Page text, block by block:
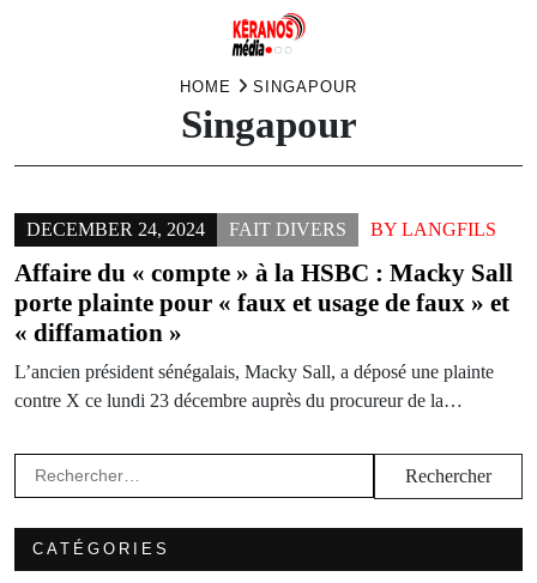
HOME SINGAPOUR
Singapour
DECEMBER 24, 2024 FAIT DIVERS BY LANGFILS
Affaire du « compte » à la HSBC : Macky Sall
porte plainte pour « faux et usage de faux » et
« diffamation »
L’ancien président sénégalais, Macky Sall, a déposé une plainte
contre X ce lundi 23 décembre auprès du procureur de la…
Rechercher :
CATÉGORIES